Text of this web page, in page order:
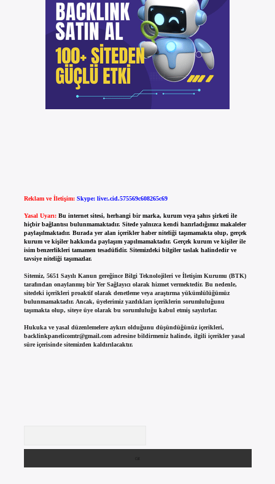
Reklam ve İletişim: Skype: live:.cid.575569c608265c69
Yasal Uyarı: Bu internet sitesi, herhangi bir marka, kurum veya şahıs şirketi ile
hiçbir bağlantısı bulunmamaktadır. Sitede yalnızca kendi hazırladığımız makaleler
paylaşılmaktadır. Burada yer alan içerikler haber niteliği taşımamakta olup, gerçek
kurum ve kişiler hakkında paylaşım yapılmamaktadır. Gerçek kurum ve kişiler ile
isim benzerlikleri tamamen tesadüfidir. Sitemizdeki bilgiler taslak halindedir ve
tavsiye niteliği taşımazlar.
Sitemiz, 5651 Sayılı Kanun gereğince Bilgi Teknolojileri ve İletişim Kurumu (BTK)
tarafından onaylanmış bir Yer Sağlayıcı olarak hizmet vermektedir. Bu nedenle,
sitedeki içerikleri proaktif olarak denetleme veya araştırma yükümlülüğümüz
bulunmamaktadır. Ancak, üyelerimiz yazdıkları içeriklerin sorumluluğunu
taşımakta olup, siteye üye olarak bu sorumluluğu kabul etmiş sayılırlar.
Hukuka ve yasal düzenlemelere aykırı olduğunu düşündüğünüz içerikleri,
backlinkpanelicomtr@gmail.comadresine bildirmeniz halinde, ilgili içerikler yasal
süre içerisinde sitemizden kaldırılacaktır.